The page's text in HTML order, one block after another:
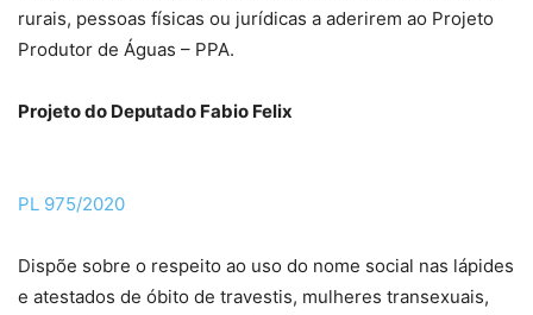
rurais, pessoas físicas ou jurídicas a aderirem ao Projeto
Produtor de Águas – PPA.
Projeto do Deputado Fabio Felix
PL 975/2020
Dispõe sobre o respeito ao uso do nome social nas lápides
e atestados de óbito de travestis, mulheres transexuais,